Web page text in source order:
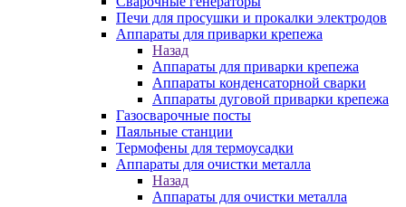
Печи для просушки и прокалки электродов
Аппараты для приварки крепежа
Назад
Аппараты для приварки крепежа
Аппараты конденсаторной сварки
Аппараты дуговой приварки крепежа
Газосварочные посты
Паяльные станции
Термофены для термоусадки
Аппараты для очистки металла
Назад
Аппараты для очистки металла